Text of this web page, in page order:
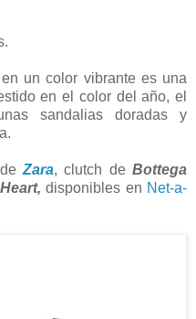
un color vibrante es una
en el color del año, el
sandalias doradas y
Zara, clutch de Bottega
disponibles en Net-a-